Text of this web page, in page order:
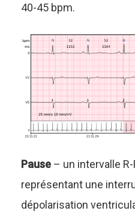
40-45 bpm.
Pause – un intervalle
représentant une
dépolarisation